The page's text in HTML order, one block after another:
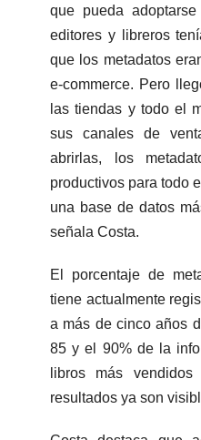
que pueda
editores y libreros
que los metadatos
e-commerce. Pero
las tiendas y todo el
sus canales de
abrirlas, los
productivos para todo
una base de datos
señala Costa.
El porcentaje de
tiene actualmente
a más de cinco años
85 y el 90% de la
libros más
resultados ya son